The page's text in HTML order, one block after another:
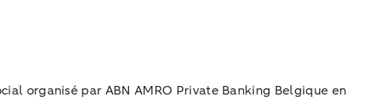
organisé par ABN AMRO Private Banking Belgique en